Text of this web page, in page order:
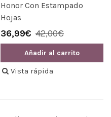
Honor Con Estampado
Hojas
36,99€ 42,00€
Añadir al carrito
Vista rápida